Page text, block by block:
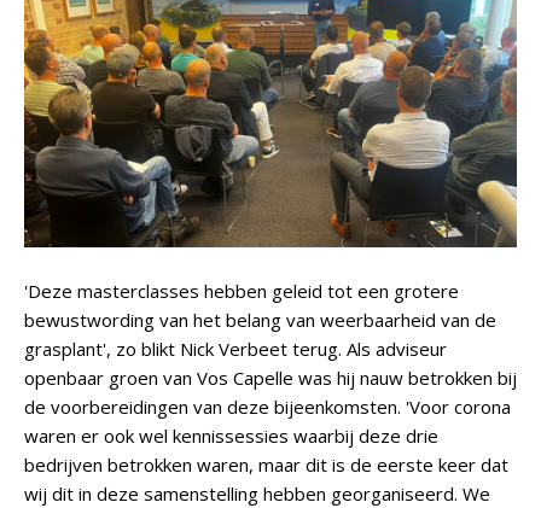
'Deze masterclasses hebben geleid tot een grotere
bewustwording van het belang van weerbaarheid van de
grasplant', zo blikt Nick Verbeet terug. Als adviseur
openbaar groen van Vos Capelle was hij nauw betrokken bij
de voorbereidingen van deze bijeenkomsten. 'Voor corona
waren er ook wel kennissessies waarbij deze drie
bedrijven betrokken waren, maar dit is de eerste keer dat
wij dit in deze samenstelling hebben georganiseerd. We